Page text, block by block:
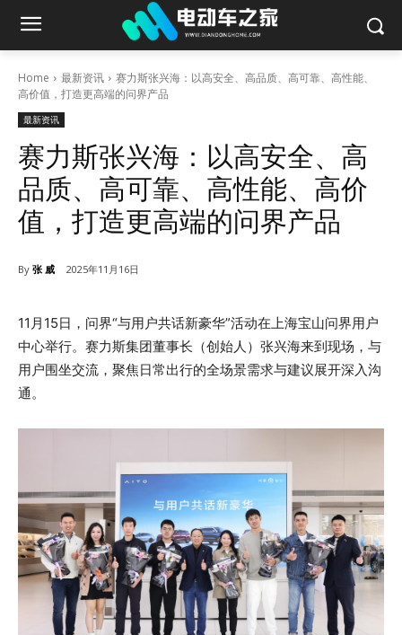
Home 最新资讯
赛力斯张兴海：以高安全、高品质、高可靠、高性能、
高价值，打造更高端的问界产品
最新资讯
赛力斯张兴海：以高安全、高
品质、高可靠、高性能、高价
值，打造更高端的问界产品
By 张 威 2025年11月16日
11月15日，问界“与用户共话新豪华”活动在上海宝山问界用户
中心举行。赛力斯集团董事长（创始人）张兴海来到现场，与
用户围坐交流，聚焦日常出行的全场景需求与建议展开深入沟
通。